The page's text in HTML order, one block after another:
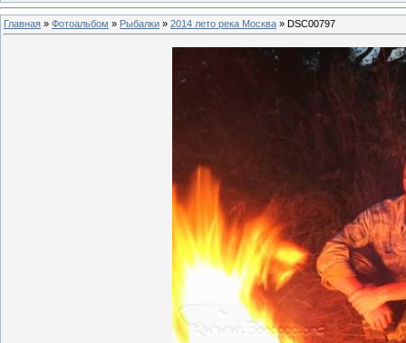
Главная » Фотоальбом » Рыбалки » 2014 лето река Москва » DSC00797